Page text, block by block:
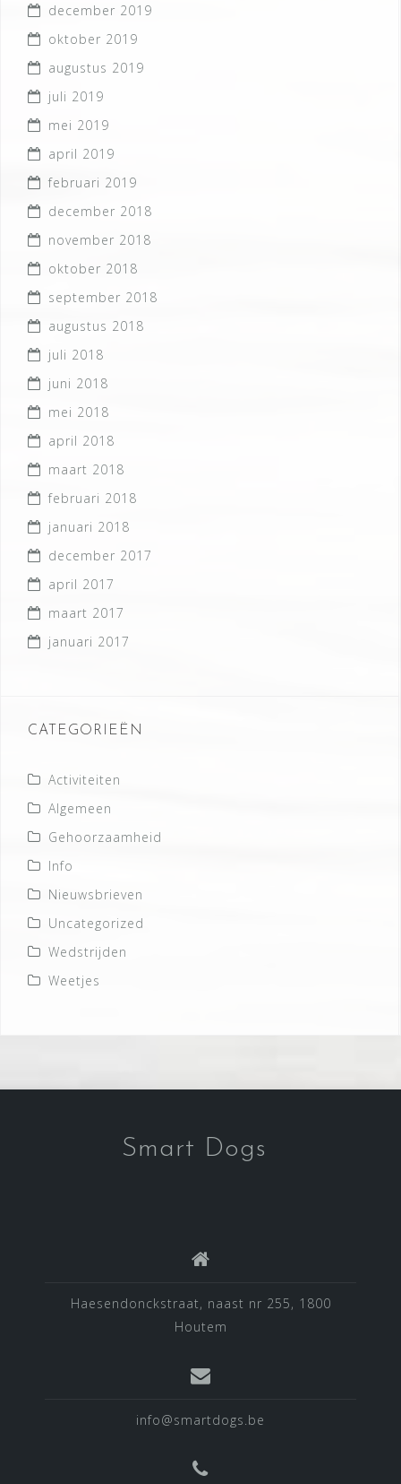
december 2019
oktober 2019
augustus 2019
juli 2019
mei 2019
april 2019
februari 2019
december 2018
november 2018
oktober 2018
september 2018
augustus 2018
juli 2018
juni 2018
mei 2018
april 2018
maart 2018
februari 2018
januari 2018
december 2017
april 2017
maart 2017
januari 2017
CATEGORIEËN
Activiteiten
Algemeen
Gehoorzaamheid
Info
Nieuwsbrieven
Uncategorized
Wedstrijden
Weetjes
Smart Dogs
Haesendonckstraat, naast nr 255, 1800
Houtem
info@smartdogs.be